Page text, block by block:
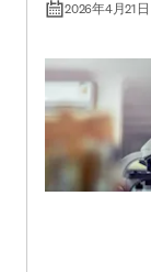
2026年4月21日